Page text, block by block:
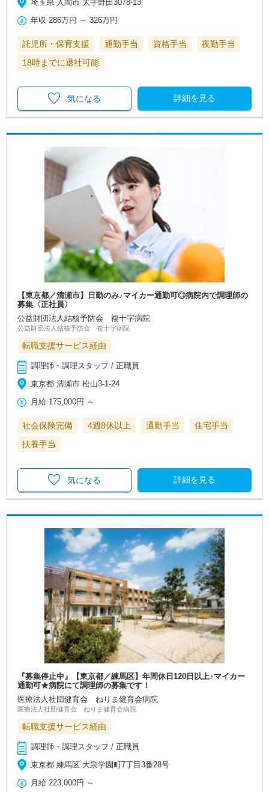
埼玉県 入間市 大字野田3078-13
年収 286万円 ～326万円
託児所・保育支援 通勤手当 資格手当
夜勤手当
18時までに退社可能
詳細を見る
気になる
【東京都／清瀬市】日勤のみ♪マイカー通勤可◎病院内で調理師の
募集〈正社員〉
公益財団法人結核予防会 複十字病院
公益財団法人結核予防会 複十字病院
転職支援サービス経由
調理師・調理スタッフ / 正職員
東京都 清瀬市 松山3-1-24
月給 175,000円 ～
社会保険完備 4週8休以上 通勤手当
住宅手当
扶養手当
詳細を見る
気になる
『募集停止中』【東京都／練馬区】年間休日120日以上♪マイカー
通勤可★病院にて調理師の募集です！
医療法人社団健育会 ねりま健育会病院
医療法人社団健育会 ねりま健育会病院
転職支援サービス経由
調理師・調理スタッフ / 正職員
東京都 練馬区 大泉学園町7丁目3番28号
月給 223,000円 ～